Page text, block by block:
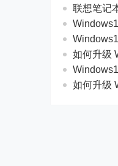
联想笔记
如何升级
如何升级